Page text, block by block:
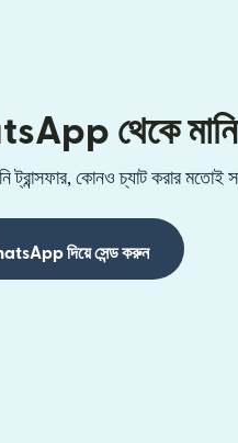
থেকে মানি
ট্রান্সফার, কোনও চ্যাট করার মতোই
দিয়ে সেন্ড করুন